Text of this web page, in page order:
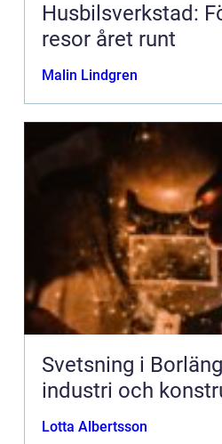
Husbilsverkstad:
resor året runt
Malin Lindgren
Svetsning i
industri och
Lotta Albertsson